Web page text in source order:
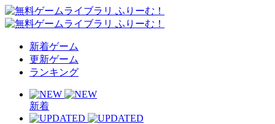
新着ゲーム
更新ゲーム
ランキング
新着